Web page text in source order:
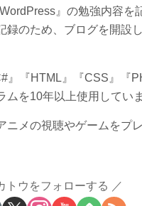
』の勉強内容を
録のため、ブログを開設
』『HTML』『CSS』『
ムを10年以上使用していま
ニメの視聴やゲームをプ
トウをフォローする